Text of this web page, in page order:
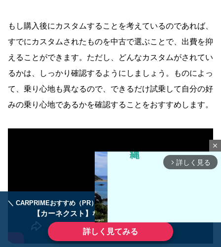
＼ CARPRIMEおすすめ（PR） ／ディーラーで手放すのはもったいない！
【カーネクスト】ならどんなクルマも高価買取
詳しく見てみる
もし購入後にカスタムすることを考えているのであれば、
すでにカスタムされたものを中古で選ぶことで、出費を抑
えることができます。ただし、どんなカスタムがされてい
るかは、しっかり確認するようにしましょう。ものによっ
て、乗り心地も異なるので、できるだけ試乗して自分の好
みの乗り心地であるかを確認することをおすすめします。
close
arrow_forward_ios 詳しく見る